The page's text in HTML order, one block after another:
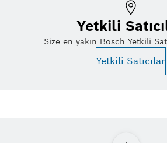
Yetkili
Size en yakın Bosch Yetkili
Yetkili Satıcılar